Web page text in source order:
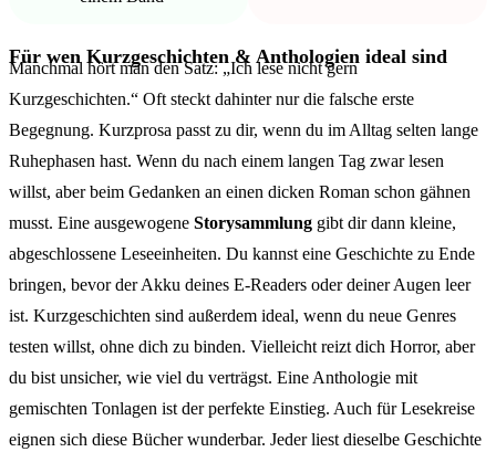
Für wen Kurzgeschichten & Anthologien ideal sind
Manchmal hört man den Satz: „Ich lese nicht gern
Kurzgeschichten.“ Oft steckt dahinter nur die falsche erste
Begegnung. Kurzprosa passt zu dir, wenn du im Alltag selten lange
Ruhephasen hast. Wenn du nach einem langen Tag zwar lesen
willst, aber beim Gedanken an einen dicken Roman schon gähnen
musst. Eine ausgewogene Storysammlung gibt dir dann kleine,
abgeschlossene Leseeinheiten. Du kannst eine Geschichte zu Ende
bringen, bevor der Akku deines E-Readers oder deiner Augen leer
ist. Kurzgeschichten sind außerdem ideal, wenn du neue Genres
testen willst, ohne dich zu binden. Vielleicht reizt dich Horror, aber
du bist unsicher, wie viel du verträgst. Eine Anthologie mit
gemischten Tonlagen ist der perfekte Einstieg. Auch für Lesekreise
eignen sich diese Bücher wunderbar. Jeder liest dieselbe Geschichte